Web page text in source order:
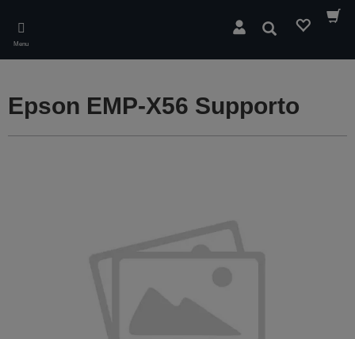
main
content
Menu
Cerca
Epson EMP-X56 Supporto